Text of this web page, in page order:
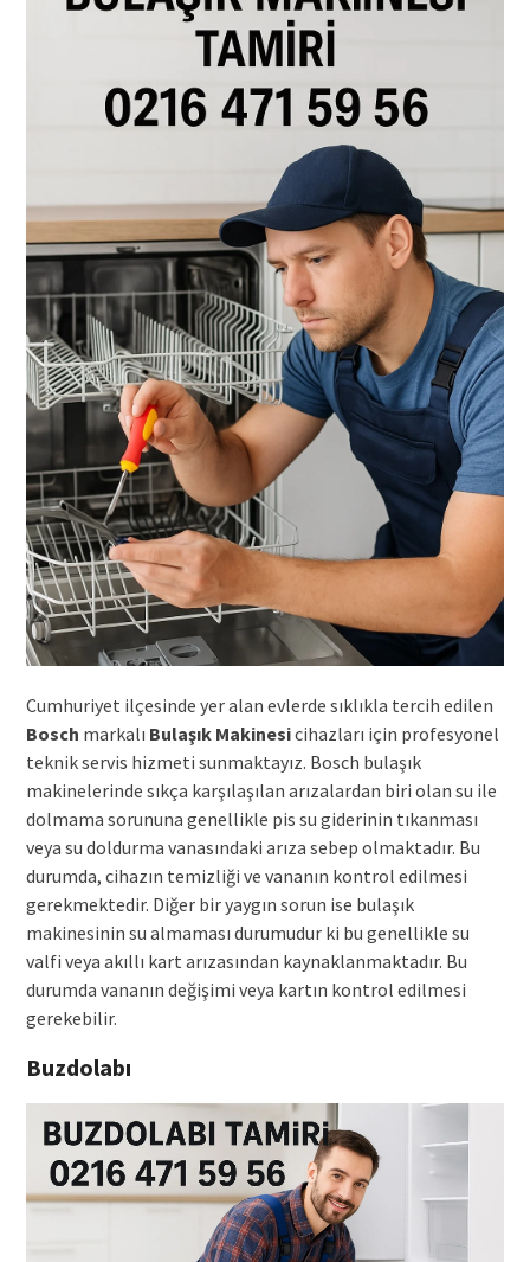
Cumhuriyet ilçesinde yer alan evlerde sıklıkla tercih edilen
Bosch markalı Bulaşık Makinesicihazları için profesyonel
teknik servis hizmeti sunmaktayız. Bosch bulaşık
makinelerinde sıkça karşılaşılan arızalardan biri olan su ile
dolmama sorununa genellikle pis su giderinin tıkanması
veya su doldurma vanasındaki arıza sebep olmaktadır. Bu
durumda, cihazın temizliği ve vananın kontrol edilmesi
gerekmektedir. Diğer bir yaygın sorun ise bulaşık
makinesinin su almaması durumudur ki bu genellikle su
valfi veya akıllı kart arızasından kaynaklanmaktadır. Bu
durumda vananın değişimi veya kartın kontrol edilmesi
gerekebilir.
Buzdolabı